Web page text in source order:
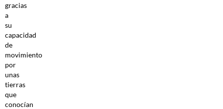
gracias
a
su
capacidad
de
movimiento
por
unas
tierras
que
conocían